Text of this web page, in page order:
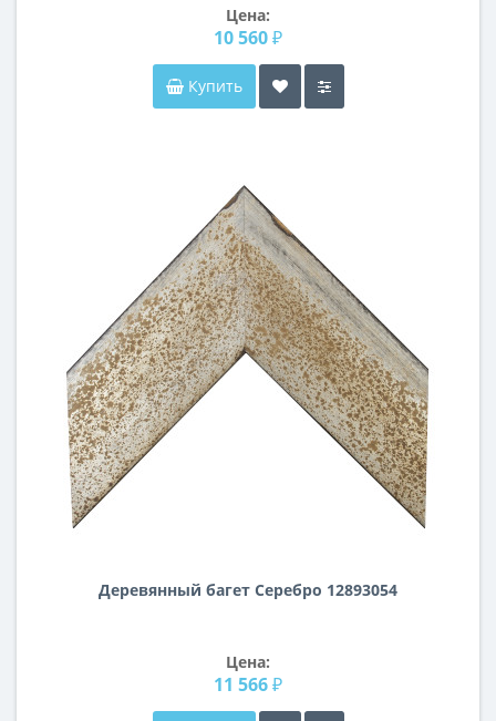
Цена:
10 560 ₽
Купить
Деревянный багет Серебро 12893054
Цена:
11 566 ₽